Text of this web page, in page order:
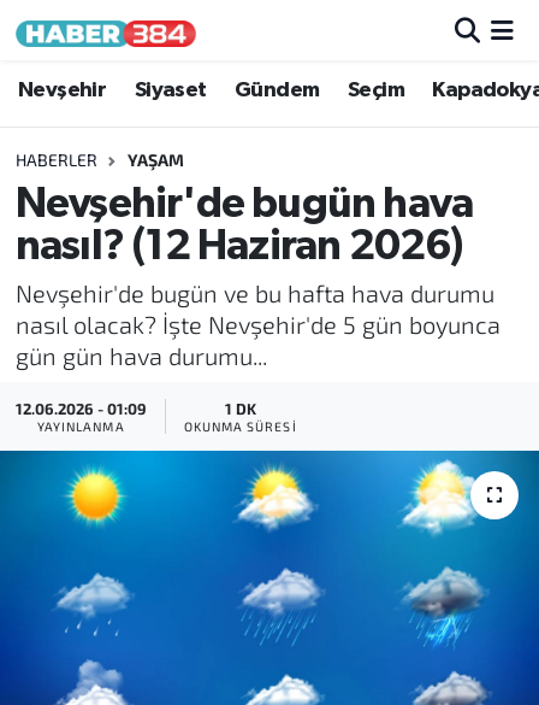
Nevşehir Siyaset Gündem Seçim
HABERLER YAŞAM
Nevşehir'de bugün hava
nasıl? (12 Haziran 2026)
Nevşehir'de bugün ve bu hafta hava durumu
nasıl olacak? İşte Nevşehir'de 5 gün boyunca
gün gün hava durumu...
12.06.2026 - 01:09
YAYINLANMA
1 DK
OKUNMA SÜRESI
Nöbetçi Eczaneler
Hava Durumu
Trafik Durumu
Tüm Manşetler
Son Dakika Haberleri
Haber Arşivi